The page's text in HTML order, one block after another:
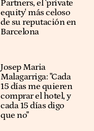
Partners, el 'private
equity' más celoso
de su reputación en
Barcelona
​​Josep Maria
Malagarriga: "Cada
15 días me quieren
comprar el hotel, y
cada 15 días digo
que no"